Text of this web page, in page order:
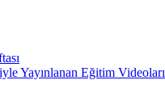
Yayınlanan Eğitim Videoları